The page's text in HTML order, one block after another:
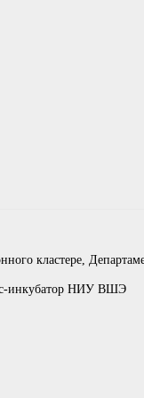
кластере,
инкубатор НИУ ВШЭ